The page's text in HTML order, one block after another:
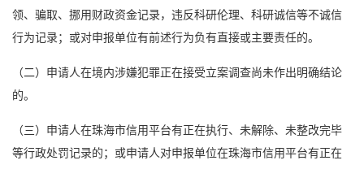
领、骗取、挪用财政资金记录，违反科研伦理、科研诚信等不诚信
行为记录；或对申报单位有前述行为负有直接或主要责任的。
（二）申请人在境内涉嫌犯罪正在接受立案调查尚未作出明确结论
的。
（三）申请人在珠海市信用平台有正在执行、未解除、未整改完毕
等行政处罚记录的；或申请人对申报单位在珠海市信用平台有正在